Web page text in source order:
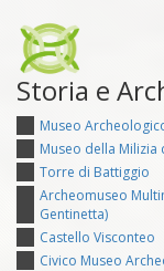
Storia e
Museo
Museo della Milizia
Torre di Battiggio
Archeomuseo
Gentinetta)
Castello Visconteo
Civico Museo